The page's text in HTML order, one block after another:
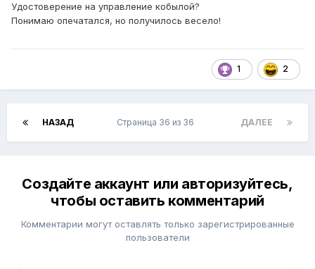
Удостоверение на управление кобылой?
Понимаю опечатался, но получилось весело!
1 2
НАЗАД ДАЛЕЕ
Страница 36 из 36
Создайте аккаунт или авторизуйтесь,
чтобы оставить комментарий
Комментарии могут оставлять только зарегистрированные
пользователи